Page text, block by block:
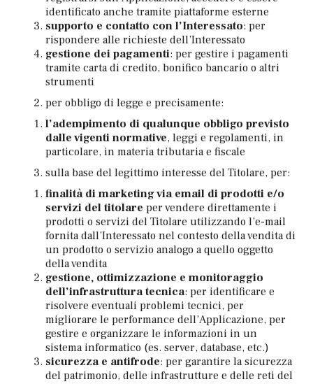
identificato anche tramite piattaforme esterne
supporto e contatto con l’Interessato: per
rispondere alle richieste dell’Interessato
gestione dei pagamenti: per gestire i pagamenti
tramite carta di credito, bonifico bancario o altri
strumenti
per obbligo di legge e precisamente:
l’adempimento di qualunque obbligo previsto
dalle vigenti normative, leggi e regolamenti, in
particolare, in materia tributaria e fiscale
sulla base del legittimo interesse del Titolare, per:
finalità di marketing via email di prodotti e/o
servizi del titolare per vendere direttamente i
prodotti o servizi del Titolare utilizzando l’e-mail
fornita dall’Interessato nel contesto della vendita di
un prodotto o servizio analogo a quello oggetto
della vendita
gestione, ottimizzazione e monitoraggio
dell’infrastruttura tecnica: per identificare e
risolvere eventuali problemi tecnici, per
migliorare le performance dell’Applicazione, per
gestire e organizzare le informazioni in un
sistema informatico (es. server, database, etc.)
sicurezza e antifrode: per garantire la sicurezza
del patrimonio, delle infrastrutture e delle reti del